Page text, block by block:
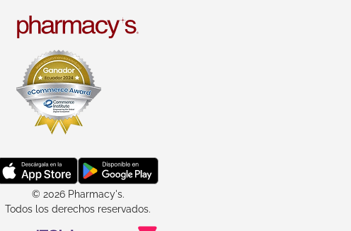
© 2026 Pharmacy's.
Todos los derechos reservados.